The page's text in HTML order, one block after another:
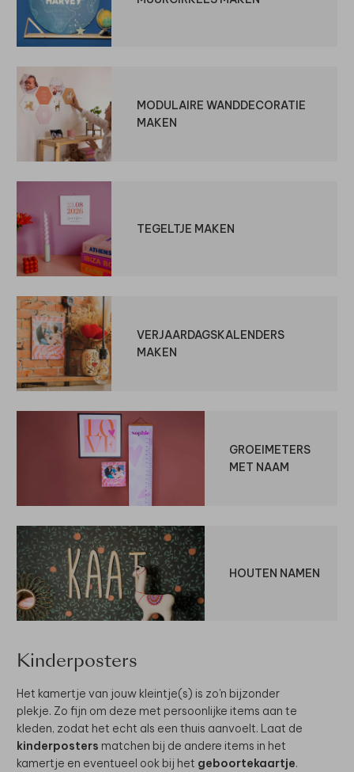
MODULAIRE WANDDECORATIE
MAKEN
TEGELTJE MAKEN
VERJAARDAGSKALENDERS
MAKEN
GROEIMETERS
MET NAAM
HOUTEN NAMEN
Kinderposters
Het kamertje van jouw kleintje(s) is zo'n bijzonder
plekje. Zo fijn om deze met persoonlijke items aan te
kleden, zodat het echt als een thuis aanvoelt. Laat de
kinderposters matchen bij de andere items in het
kamertje en eventueel ook bij het geboortekaartje.